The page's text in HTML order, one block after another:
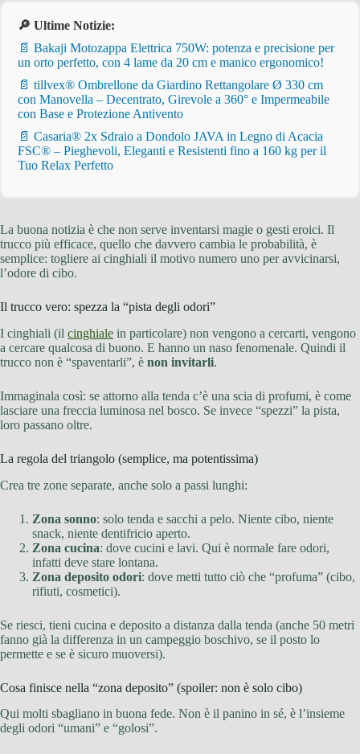
🔎 Ultime Notizie:
📄 Bakaji Motozappa Elettrica 750W: potenza e precisione per
un orto perfetto, con 4 lame da 20 cm e manico ergonomico!
📄 tillvex® Ombrellone da Giardino Rettangolare Ø 330 cm
con Manovella – Decentrato, Girevole a 360° e Impermeabile
con Base e Protezione Antivento
📄 Casaria® 2x Sdraio a Dondolo JAVA in Legno di Acacia
FSC® – Pieghevoli, Eleganti e Resistenti fino a 160 kg per il
Tuo Relax Perfetto
La buona notizia è che non serve inventarsi magie o gesti eroici. Il
trucco più efficace, quello che davvero cambia le probabilità, è
semplice: togliere ai cinghiali il motivo numero uno per avvicinarsi,
l’odore di cibo.
Il trucco vero: spezza la “pista degli odori”
I cinghiali (il cinghiale in particolare) non vengono a cercarti, vengono
a cercare qualcosa di buono. E hanno un naso fenomenale. Quindi il
trucco non è “spaventarli”, è non invitarli.
Immaginala così: se attorno alla tenda c’è una scia di profumi, è come
lasciare una freccia luminosa nel bosco. Se invece “spezzi” la pista,
loro passano oltre.
La regola del triangolo (semplice, ma potentissima)
Crea tre zone separate, anche solo a passi lunghi:
Zona sonno: solo tenda e sacchi a pelo. Niente cibo, niente
snack, niente dentifricio aperto.
Zona cucina: dove cucini e lavi. Qui è normale fare odori,
infatti deve stare lontana.
Zona deposito odori: dove metti tutto ciò che “profuma” (cibo,
rifiuti, cosmetici).
Se riesci, tieni cucina e deposito a distanza dalla tenda (anche 50 metri
fanno già la differenza in un campeggio boschivo, se il posto lo
permette e se è sicuro muoversi).
Cosa finisce nella “zona deposito” (spoiler: non è solo cibo)
Qui molti sbagliano in buona fede. Non è il panino in sé, è l’insieme
degli odori “umani” e “golosi”.